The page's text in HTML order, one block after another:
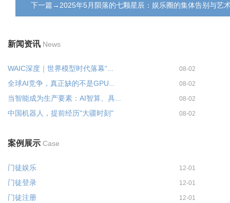
下一篇→2025年5月陨落的七颗星辰：娱乐圈的集体告别与艺
新闻资讯 News
WAIC深度｜世界模型时代落幕“... 08-02
全球AI竞争，真正缺的不是GPU... 08-02
当智能成为生产要素：AI智算、具... 08-02
中国机器人，提前经历"大疆时刻" 08-02
案例展示 Case
门徒娱乐 12-01
门徒登录 12-01
门徒注册 12-01